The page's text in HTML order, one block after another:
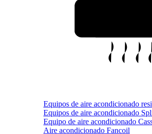
Equipos de aire acondicionado
Equipos de aire acondicionado
Equipo de aire acondicionado
Aire acondicionado Fancoil